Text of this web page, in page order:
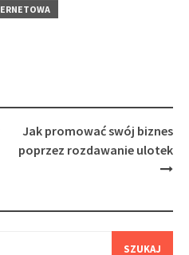
Jak promować swój biznes
poprzez rozdawanie ulotek